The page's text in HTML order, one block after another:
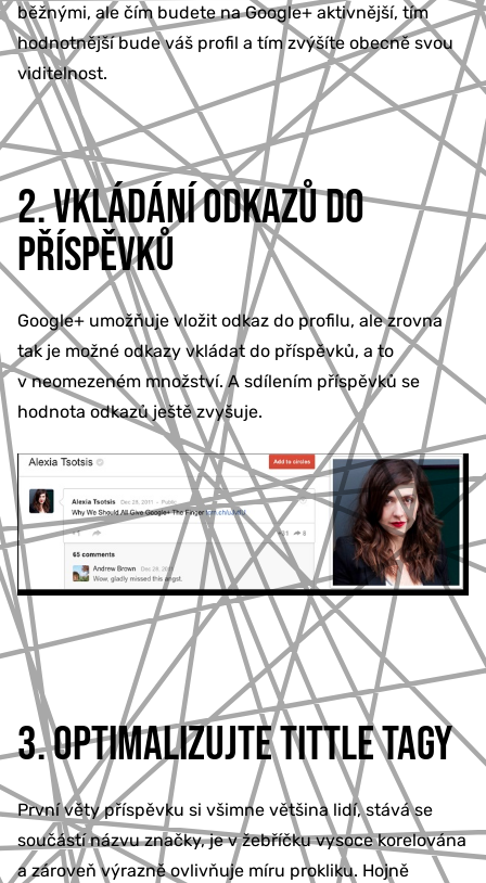
běžnými, ale čím budete na Google+ aktivnější, tím
hodnotnější bude váš profil a tím zvýšíte obecně svou
viditelnost.
2. VKLÁDÁNÍ ODKAZŮ DO
PŘÍSPĚVKŮ
Google+ umožňuje vložit odkaz do profilu, ale zrovna
tak je možné odkazy vkládat do příspěvků, a to
v neomezeném množství. A sdílením příspěvků se
hodnota odkazů ještě zvyšuje.
3. OPTIMALIZUJTE TITTLE TAGY
První věty příspěvku si všimne většina lidí, stává se
součástí názvu značky, je v žebříčku vysoce korelována
a zároveň výrazně ovlivňuje míru prokliku. Hojně